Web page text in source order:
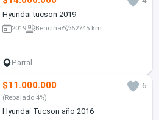
Hyundai tucson 2019
2019 Bencina 62745 km
Parral
$11.000.000 6
(Rebajado 4%)
Hyundai Tucson año 2016